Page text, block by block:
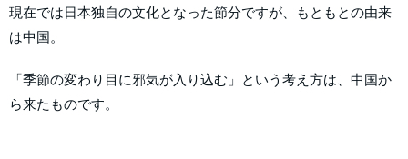
現在では日本独自の文化となった節分ですが、もともとの由来
は中国。
「季節の変わり目に邪気が入り込む」という考え方は、中国か
ら来たものです。